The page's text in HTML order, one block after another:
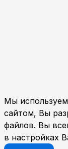
Мы
сайтом, Вы
файлов. Вы
в настройках